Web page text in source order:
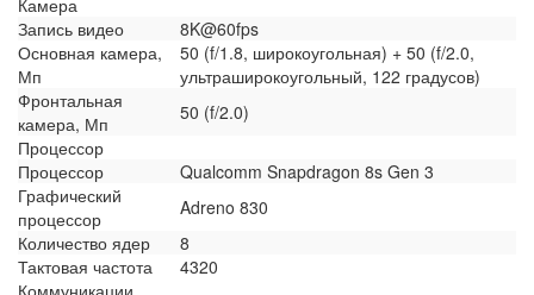
Камера
Запись видео
8K@60fps
Основная камера,
Мп
50 (f/1.8, широкоугольная) + 50 (f/2.0,
ультраширокоугольный, 122 градусов)
Фронтальная
камера, Мп
50 (f/2.0)
Процессор
Процессор
Qualcomm Snapdragon 8s Gen 3
Графический
процессор
Adreno 830
Количество ядер
8
Тактовая частота
4320